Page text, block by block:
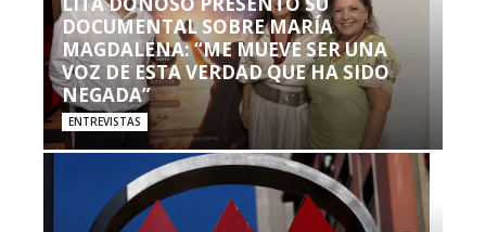
DOCUMENTAL SOBRE MARÍA
MAGDALENA: “ME MUEVE SER UNA
VOZ DE ESTA VERDAD QUE HA SIDO
NEGADA”
ENTREVISTAS